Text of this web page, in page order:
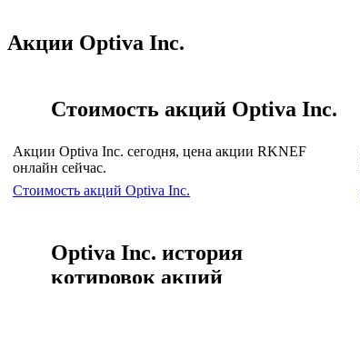
Акции Optiva Inc.
Стоимость акций Optiva Inc.
Акции Optiva Inc. сегодня, цена акции RKNEF
онлайн сейчас.
Стоимость акций Optiva Inc.
Optiva Inc. история
котировок акций